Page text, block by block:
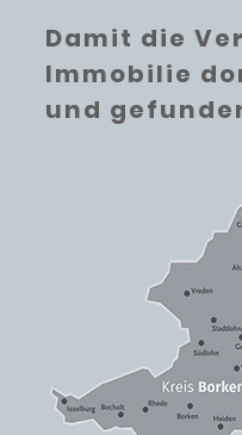
Damit die
Immobilie
und